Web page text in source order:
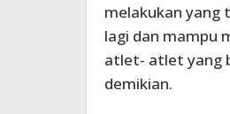
melakukan yang
lagi dan mampu
atlet- atlet yang
demikian.